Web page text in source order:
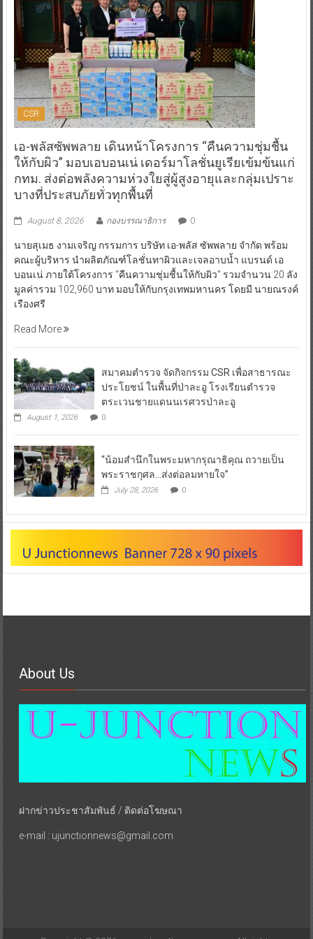
CSR
เอ-พลัสซัพพลาย เดินหน้าโครงการ “คืนความชุ่มชื้น
ให้กับผิว” มอบเอบอนเน่ เดอร์มาโลชั่นยูเรียเข้มข้นแก่
กทม. ส่งต่อพลังความห่วงใยสู่ผู้สูงอายุและกลุ่มเปราะ
บางที่ประสบภัยทั่วทุกพื้นที่
August 8, 2026 กองบรรณาธิการ 0
นายสุเมธ งามเจริญ กรรมการ บริษัท เอ-พลัส ซัพพลาย จำกัด พร้อม
คณะผู้บริหาร นำผลิตภัณฑ์โลชั่นทาผิวและเจลอาบน้ำ แบรนด์ เอ
บอนเน่ ภายใต้โครงการ “คืนความชุ่มชื้นให้กับผิว” รวมจำนวน 20 ลัง
มูลค่ารวม 102,960 บาท มอบให้กับกรุงเทพมหานคร โดยมี นายณรงค์
เรืองศรี
Read More
สมาคมตำรวจ จัดกิจกรรม CSR เพื่อสาธารณะ
ประโยชน์ ในพื้นที่ป่าละอู โรงเรียนตำรวจ
ตระเวนชายแดนนเรศวรป่าละอู
August 1, 2026 0
“น้อมสำนึกในพระมหากรุณาธิคุณ ถวายเป็น
พระราชกุศล…ส่งต่อลมหายใจ”
July 28, 2026 0
About Us
ฝากข่าวประชาสัมพันธ์ / ติดต่อโฆษณา
e-mail : ujunctionnews@gmail.com